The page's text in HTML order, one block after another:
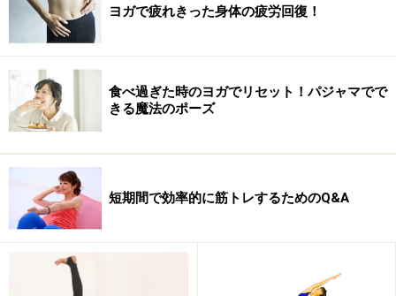
を横から90度に曲げ、前に弧を描くように踏み出しま
す。腰をひねることに意識しましょう。腰を痛めている
場合は、無理をしないでください。
レンジウォーキング
ヨガで疲れきった身体の疲労回復！
食べ過ぎた時のヨガでリセット！パジャマでで
きる魔法のポーズ
短期間で効率的に筋トレするためのQ&A